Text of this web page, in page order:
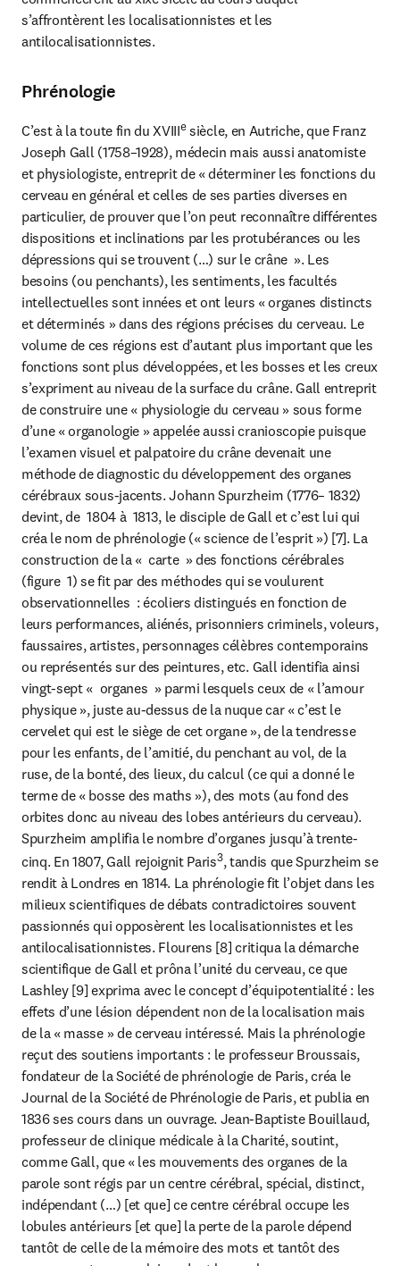
s’affrontèrent les localisationnistes et les
antilocalisationnistes.
Phrénologie
C’est à la toute fin du XVIIIe siècle, en Autriche, que Franz
Joseph Gall (1758–1928), médecin mais aussi anatomiste
et physiologiste, entreprit de « déterminer les fonctions du
cerveau en général et celles de ses parties diverses en
particulier, de prouver que l’on peut reconnaître différentes
dispositions et inclinations par les protubérances ou les
dépressions qui se trouvent (…) sur le crâne  ». Les
besoins (ou penchants), les sentiments, les facultés
intellectuelles sont innées et ont leurs « organes distincts
et déterminés » dans des régions précises du cerveau. Le
volume de ces régions est d’autant plus important que les
fonctions sont plus développées, et les bosses et les creux
s’expriment au niveau de la surface du crâne. Gall entreprit
de construire une « physiologie du cerveau » sous forme
d’une « organologie » appelée aussi cranioscopie puisque
l’examen visuel et palpatoire du crâne devenait une
méthode de diagnostic du développement des organes
cérébraux sous-jacents. Johann Spurzheim (1776– 1832)
devint, de  1804 à  1813, le disciple de Gall et c’est lui qui
créa le nom de phrénologie (« science de l’esprit ») [7]. La
construction de la «  carte  » des fonctions cérébrales
(figure  1) se fit par des méthodes qui se voulurent
observationnelles  : écoliers distingués en fonction de
leurs performances, aliénés, prisonniers criminels, voleurs,
faussaires, artistes, personnages célèbres contemporains
ou représentés sur des peintures, etc. Gall identifia ainsi
vingt-sept «  organes  » parmi lesquels ceux de « l’amour
physique », juste au-dessus de la nuque car « c’est le
cervelet qui est le siège de cet organe », de la tendresse
pour les enfants, de l’amitié, du penchant au vol, de la
ruse, de la bonté, des lieux, du calcul (ce qui a donné le
terme de « bosse des maths »), des mots (au fond des
orbites donc au niveau des lobes antérieurs du cerveau).
Spurzheim amplifia le nombre d’organes jusqu’à trente-
cinq. En 1807, Gall rejoignit Paris3, tandis que Spurzheim se
rendit à Londres en 1814. La phrénologie fit l’objet dans les
milieux scientifiques de débats contradictoires souvent
passionnés qui opposèrent les localisationnistes et les
antilocalisationnistes. Flourens [8] critiqua la démarche
scientifique de Gall et prôna l’unité du cerveau, ce que
Lashley [9] exprima avec le concept d’équipotentialité : les
effets d’une lésion dépendent non de la localisation mais
de la « masse » de cerveau intéressé. Mais la phrénologie
reçut des soutiens importants : le professeur Broussais,
fondateur de la Société de phrénologie de Paris, créa le
Journal de la Société de Phrénologie de Paris, et publia en
1836 ses cours dans un ouvrage. Jean-Baptiste Bouillaud,
professeur de clinique médicale à la Charité, soutint,
comme Gall, que « les mouvements des organes de la
parole sont régis par un centre cérébral, spécial, distinct,
indépendant (…) [et que] ce centre cérébral occupe les
lobules antérieurs [et que] la perte de la parole dépend
tantôt de celle de la mémoire des mots et tantôt des